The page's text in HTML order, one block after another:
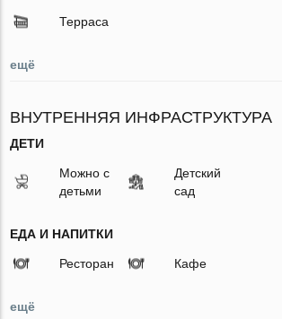
Терраса
ещё
ВНУТРЕННЯЯ ИНФРАСТРУКТУРА
ДЕТИ
Можно с
детьми
Детский
сад
ЕДА И НАПИТКИ
Ресторан Кафе
ещё